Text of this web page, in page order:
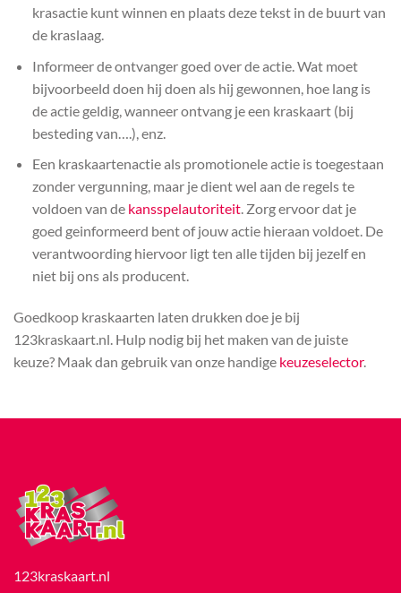
krasactie kunt winnen en plaats deze tekst in de buurt van
de kraslaag.
Informeer de ontvanger goed over de actie. Wat moet
bijvoorbeeld doen hij doen als hij gewonnen, hoe lang is
de actie geldig, wanneer ontvang je een kraskaart (bij
besteding van….), enz.
Een kraskaartenactie als promotionele actie is toegestaan
zonder vergunning, maar je dient wel aan de regels te
voldoen van de kansspelautoriteit. Zorg ervoor dat je
goed geinformeerd bent of jouw actie hieraan voldoet. De
verantwoording hiervoor ligt ten alle tijden bij jezelf en
niet bij ons als producent.
Goedkoop kraskaarten laten drukken doe je bij
123kraskaart.nl. Hulp nodig bij het maken van de juiste
keuze? Maak dan gebruik van onze handige keuzeselector.
123kraskaart.nl